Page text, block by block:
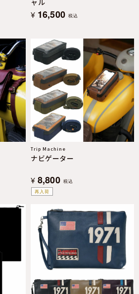
ャル
¥ 16,500 税込
再入荷
Trip Machine
ナビゲーター
¥ 8,800 税込